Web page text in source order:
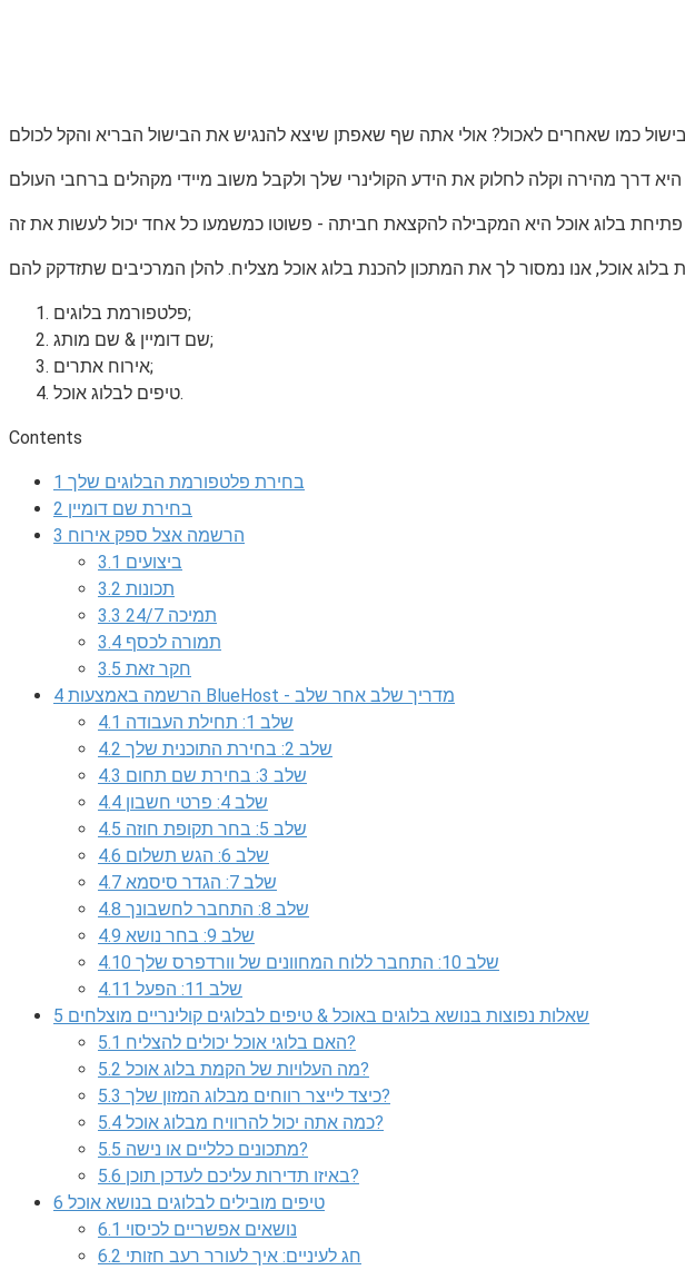
פלטפורמת בלוגים;
שם דומיין & שם מותג;
אירוח אתרים;
טיפים לבלוג אוכל.
Contents
1 בחירת פלטפורמת הבלוגים שלך
2 בחירת שם דומיין
3 הרשמה אצל ספק אירוח
3.1 ביצועים
3.2 תכונות
3.3
תמיכה 24/7
3.4 תמורה לכסף
3.5 חקר זאת
4
הרשמה באמצעות BlueHost - מדריך שלב אחר שלב
4.1
שלב 1: תחילת העבודה
4.2
שלב 2: בחירת התוכנית שלך
4.3
שלב 3: בחירת שם תחום
4.4
שלב 4: פרטי חשבון
4.5
שלב 5: בחר תקופת חוזה
4.6
שלב 6: הגש תשלום
4.7
שלב 7: הגדר סיסמא
4.8
שלב 8: התחבר לחשבונך
4.9
שלב 9: בחר נושא
4.10
שלב 10: התחבר ללוח המחוונים של וורדפרס שלך
4.11
שלב 11: הפעל
5 שאלות נפוצות בנושא בלוגים באוכל & טיפים לבלוגים קולינריים מוצלחים
5.1
האם בלוגי אוכל יכולים להצליח?
5.2
מה העלויות של הקמת בלוג אוכל?
5.3
כיצד לייצר רווחים מבלוג המזון שלך?
5.4
כמה אתה יכול להרוויח מבלוג אוכל?
5.5
מתכונים כלליים או נישה?
5.6
באיזו תדירות עליכם לעדכן תוכן?
6 טיפים מובילים לבלוגים בנושא אוכל
6.1 נושאים אפשריים לכיסוי
6.2 חג לעיניים: איך לעורר רעב חזותי